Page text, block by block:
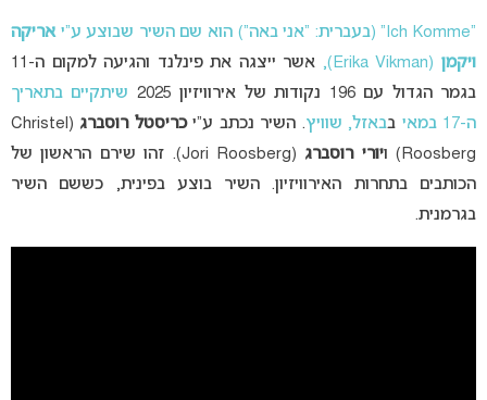
“Ich Komme” (בעברית: “אני באה”) הוא שם השיר שבוצע ע”י
אריקה
ויקמן(Erika Vikman),
אשר ייצגה את פינלנד והגיעה למקום ה-11
בגמר הגדול עם 196 נקודות של אירוויזיון 2025
שיתקיים בתאריך
ה-17 במאי
בבאזל, שוויץ. השיר נכתב ע”יכריסטל רוסברג
(Christel
Roosberg) ו
יורי רוסברג
(Jori Roosberg). זהו שירם הראשון של
הכותבים בתחרות האירוויזיון. השיר בוצע בפינית, כששם השיר
בגרמנית.